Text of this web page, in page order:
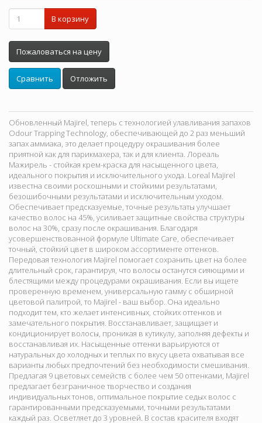
В корзину
Пожаловаться на цену
Сравнить Отложить
Обновленный Majirel, теперь с технологией улавливания запахов
Odour Trapping Technology, обеспечивающей до 2 раз меньший
запах аммиака, это делает процедуру окрашивания более
приятной как для парикмахера, так и для клиента. Лореаль
Мажирель - стойкая крем-краска для насыщенного цвета,
идеального покрытия и исключительного ухода. Loreal Majirel
известна своими роскошными и стойкими результатами,
безошибочными результатами и исключительным уходом.
Обеспечивает предсказуемые, точные результаты улучшает
качество волос на 45%, усиливает защитные свойства структуры
волос на 30%, сразу после окрашивания. Благодаря
усовершенствованной формуле Ultimate Care, обеспечивает
точный, стойкий цвет в широком ассортименте оттенков.
Передовая технология Majirel помогает сохранить цвет на более
длительный срок, гарантируя, что волосы останутся сияющими и
блестящими между процедурами окрашивания. Если вы ищете
проверенную временем, универсальную гамму с обширной
цветовой палитрой, то Majirel - ваш выбор. Она идеально
подходит тем, кто желает интенсивных, стойких оттенков и
замечательного покрытия. Восстанавливает, защищает и
кондиционирует волосы, проникая в кутикулу, заполняя дефекты и
восстанавливая их. Насыщенные оттенки варьируются от
натуральных до холодных и теплых по вкусу цвета охватывая все
варианты любых предпочтений без необходимости смешивания.
Предлагая 9 цветовых семейств с более чем 50 оттенками, Majirel
предлагает безграничное творчество и создания
индивидуальных тонов, оптимальное покрытие седых волос с
гарантированными предсказуемыми, точными результатами
каждый раз. Осветляет до 3 уровней. В состав красителя входят